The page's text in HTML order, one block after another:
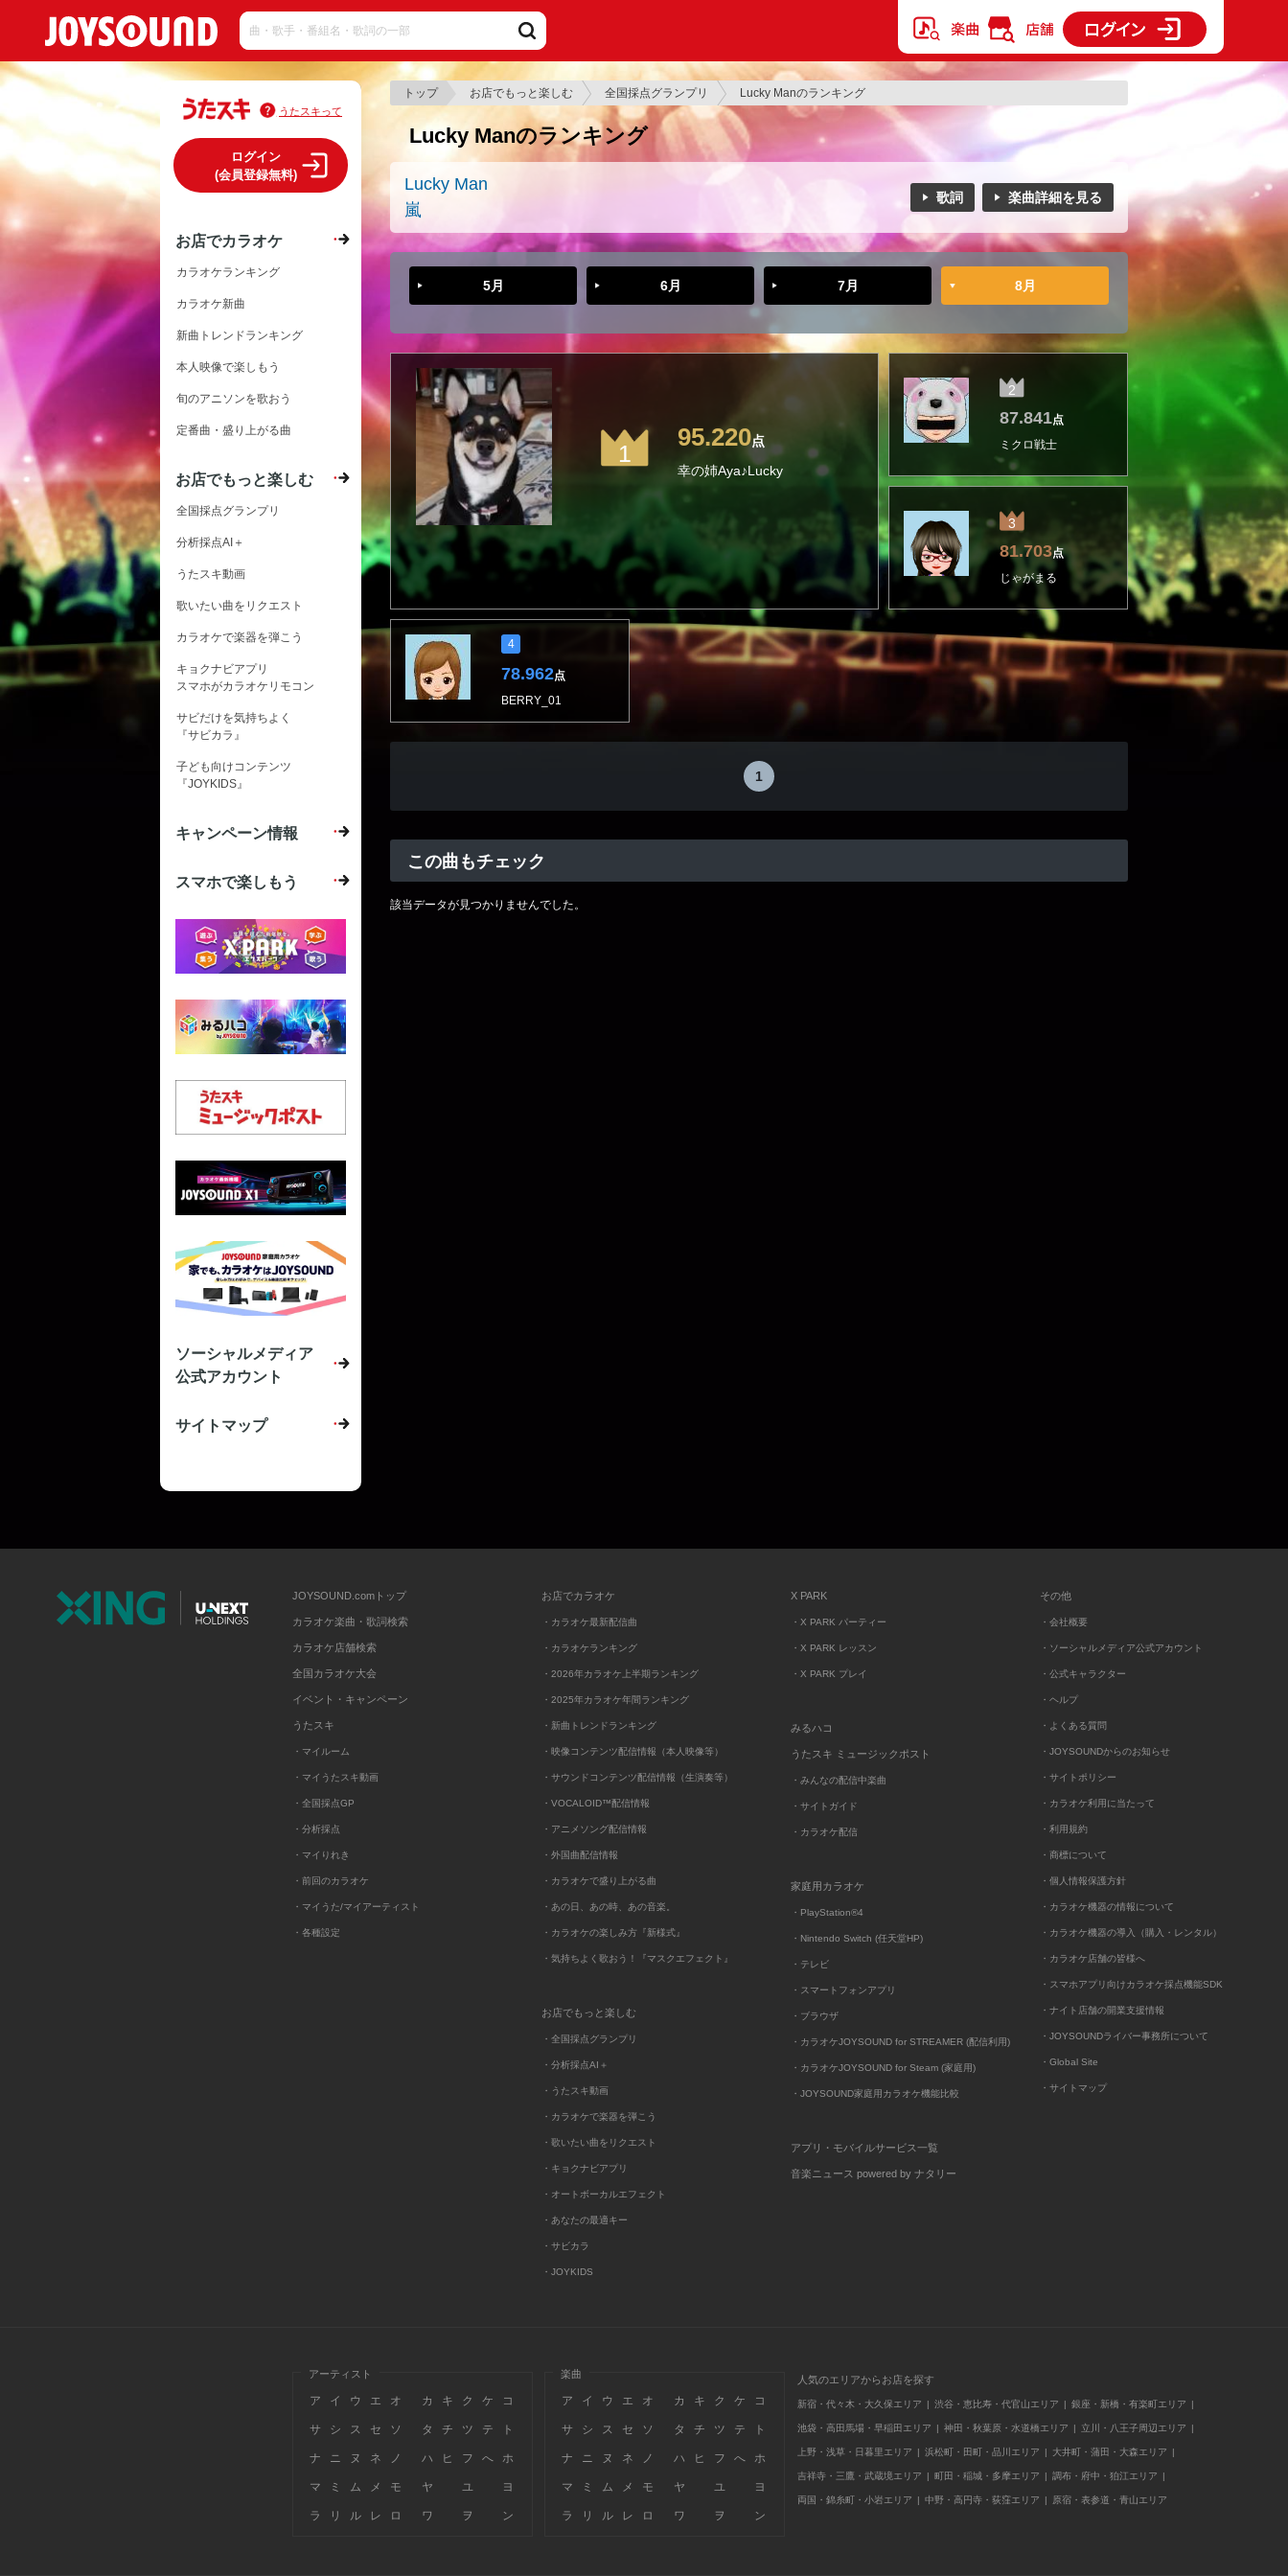
トップ お店でもっと楽しむ 全国採点グランプリ Lucky Manのランキング
Lucky Manのランキング
Lucky Man
嵐
歌詞 楽曲詳細を見る
5月 6月 7月 8月
1
95.220点
幸の姉Aya♪Lucky
2
87.841点
ミクロ戦士
3
81.703点
じゃがまる
4
78.962点
BERRY_01
1
この曲もチェック
該当データが見つかりませんでした。
うたスキって
ログイン
(会員登録無料)
お店でカラオケ
カラオケランキング
カラオケ新曲
新曲トレンドランキング
本人映像で楽しもう
旬のアニソンを歌おう
定番曲・盛り上がる曲
お店でもっと楽しむ
全国採点グランプリ
分析採点AI＋
うたスキ動画
歌いたい曲をリクエスト
カラオケで楽器を弾こう
キョクナビアプリ
スマホがカラオケリモコン
サビだけを気持ちよく
『サビカラ』
子ども向けコンテンツ
『JOYKIDS』
キャンペーン情報
スマホで楽しもう
ソーシャルメディア
公式アカウント
サイトマップ
JOYSOUND.comトップ
カラオケ楽曲・歌詞検索
カラオケ店舗検索
全国カラオケ大会
イベント・キャンペーン
うたスキ
・マイルーム
・マイうたスキ動画
・全国採点GP
・分析採点
・マイりれき
・前回のカラオケ
・マイうた/マイアーティスト
・各種設定
お店でカラオケ
・カラオケ最新配信曲
・カラオケランキング
・2026年カラオケ上半期ランキング
・2025年カラオケ年間ランキング
・新曲トレンドランキング
・映像コンテンツ配信情報（本人映像等）
・サウンドコンテンツ配信情報（生演奏等）
・VOCALOID™配信情報
・アニメソング配信情報
・外国曲配信情報
・カラオケで盛り上がる曲
・あの日、あの時、あの音楽。
・カラオケの楽しみ方『新様式』
・気持ちよく歌おう！『マスクエフェクト』
お店でもっと楽しむ
・全国採点グランプリ
・分析採点AI＋
・うたスキ動画
・カラオケで楽器を弾こう
・歌いたい曲をリクエスト
・キョクナビアプリ
・オートボーカルエフェクト
・あなたの最適キー
・サビカラ
・JOYKIDS
X PARK
・X PARK パーティー
・X PARK レッスン
・X PARK プレイ
みるハコ
うたスキ ミュージックポスト
・みんなの配信中楽曲
・サイトガイド
・カラオケ配信
家庭用カラオケ
・PlayStation®4
・Nintendo Switch (任天堂HP)
・テレビ
・スマートフォンアプリ
・ブラウザ
・カラオケJOYSOUND for STREAMER (配信利用)
・カラオケJOYSOUND for Steam (家庭用)
・JOYSOUND家庭用カラオケ機能比較
アプリ・モバイルサービス一覧
音楽ニュース powered by ナタリー
その他
・会社概要
・ソーシャルメディア公式アカウント
・公式キャラクター
・ヘルプ
・よくある質問
・JOYSOUNDからのお知らせ
・サイトポリシー
・カラオケ利用に当たって
・利用規約
・商標について
・個人情報保護方針
・カラオケ機器の情報について
・カラオケ機器の導入（購入・レンタル）
・カラオケ店舗の皆様へ
・スマホアプリ向けカラオケ採点機能SDK
・ナイト店舗の開業支援情報
・JOYSOUNDライバー事務所について
・Global Site
・サイトマップ
アーティスト
ア イ ウ エ オ カ キ ク ケ コ
サ シ ス セ ソ タ チ ツ テ ト
ナ ニ ヌ ネ ノ ハ ヒ フ へ ホ
マ ミ ム メ モ ヤ ユ ヨ
ラ リ ル レ ロ ワ ヲ ン
楽曲
ア イ ウ エ オ カ キ ク ケ コ
サ シ ス セ ソ タ チ ツ テ ト
ナ ニ ヌ ネ ノ ハ ヒ フ へ ホ
マ ミ ム メ モ ヤ ユ ヨ
ラ リ ル レ ロ ワ ヲ ン
人気のエリアからお店を探す
新宿・代々木・大久保エリア 渋谷・恵比寿・代官山エリア 銀座・新橋・有楽町エリア
池袋・高田馬場・早稲田エリア 神田・秋葉原・水道橋エリア 立川・八王子周辺エリア
上野・浅草・日暮里エリア 浜松町・田町・品川エリア 大井町・蒲田・大森エリア
吉祥寺・三鷹・武蔵境エリア 町田・稲城・多摩エリア 調布・府中・狛江エリア
両国・錦糸町・小岩エリア 中野・高円寺・荻窪エリア 原宿・表参道・青山エリア